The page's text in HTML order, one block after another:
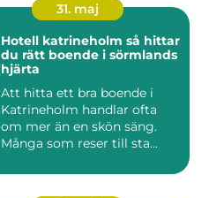
31. maj
Hotell katrineholm så hittar
du rätt boende i sörmlands
hjärta
Att hitta ett bra boende i
Katrineholm handlar ofta
om mer än en skön säng.
Många som reser till sta...